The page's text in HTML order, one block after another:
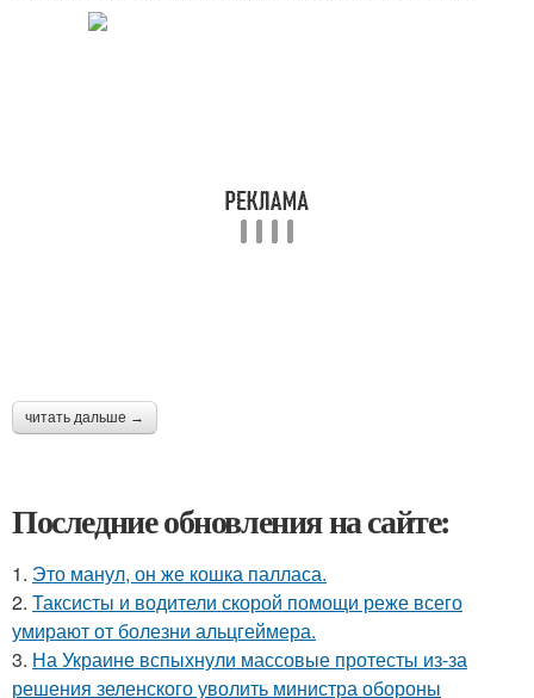
читать дальше →
Последние обновления на сайте:
1. Это манул, он же кошка палласа.
2. Таксисты и водители скорой помощи реже всего
умирают от болезни альцгеймера.
3. На Украине вспыхнули массовые протесты из-за
решения зеленского уволить министра обороны